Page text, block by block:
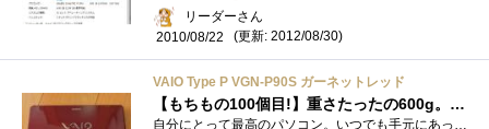
リーダーさん
2010/08/22
(更新: 2012/08/30)
VAIO Type P VGN-P90S ガーネットレッド
【もちもの100個目!】重さたったの600g。これぞ真のモバイルPC！
自分にとって最高のパソコン。いつでも手元にあって、もはや相棒とも言うべきパソコン。人生で一番衝撃的で、愛してやまないパソコン。それ�...